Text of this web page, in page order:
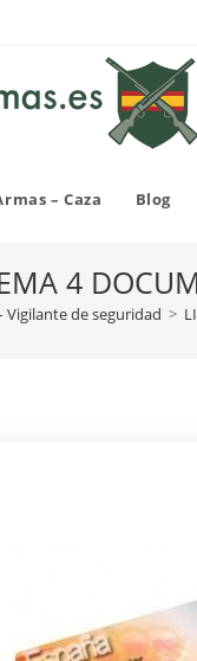
– Caza Blog
4
Vigilante de seguridad >